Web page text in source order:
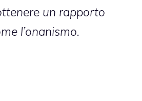
un rapporto
l’onanismo.